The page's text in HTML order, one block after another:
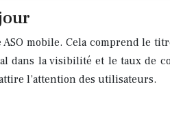
mobile. Cela comprend le
la visibilité et le taux de
l’attention des utilisateurs.